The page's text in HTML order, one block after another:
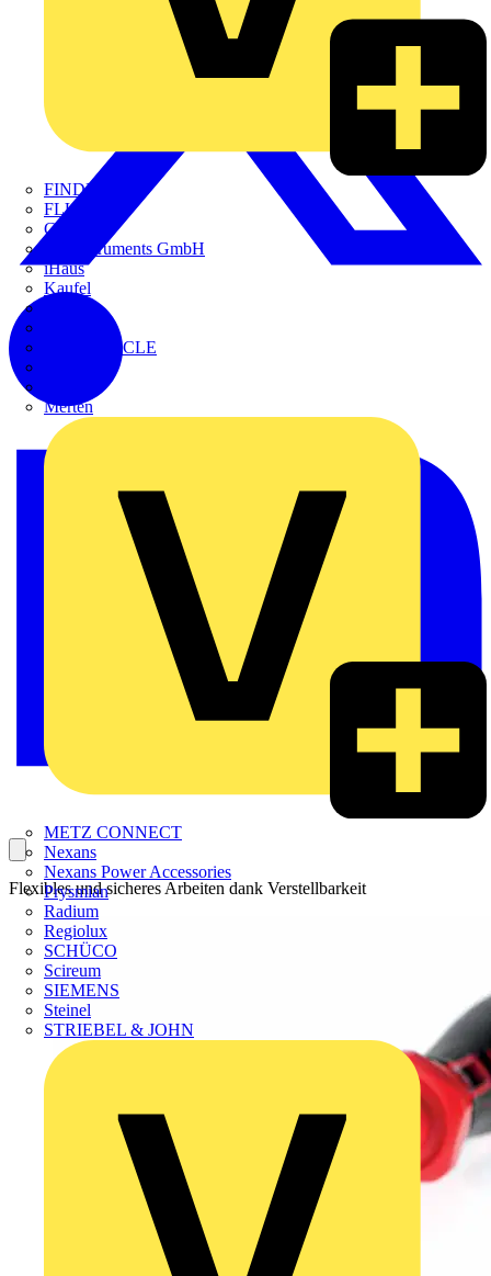
FINDER
FLUKE
Gira
HT Instruments GmbH
iHaus
Kaufel
LIGHTCYCLE
Merten
METZ CONNECT
Nexans
Nexans Power Accessories
Prysmian
Radium
Regiolux
SCHÜCO
Scireum
SIEMENS
Steinel
STRIEBEL & JOHN
Flexibles und sicheres Arbeiten dank Verstellbarkeit